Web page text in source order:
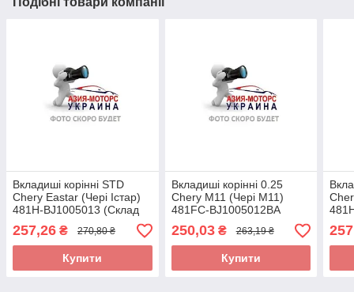
Вкладиші корінні STD
Chery Eastar (Чері Істар)
481H-BJ1005013 (Склад
ASM-UKR)
257,26 ₴ 270,80 ₴
Купити
Вкладиші корінні 0.25
Chery M11 (Чері М11)
481FC-BJ1005012BA
250,03₴ 263,19 ₴
Купити